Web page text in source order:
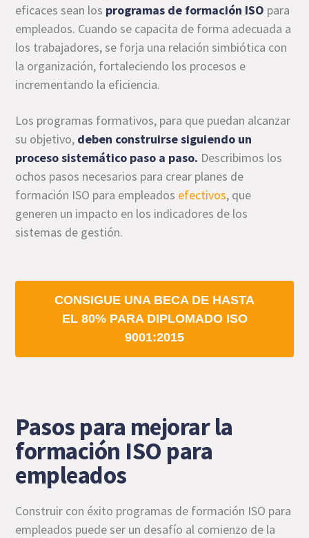
eficaces sean los programas de formación ISO para
empleados. Cuando se capacita de forma adecuada a
los trabajadores, se forja una relación simbiótica con
la organización, fortaleciendo los procesos e
incrementando la eficiencia.
Los programas formativos, para que puedan alcanzar
su objetivo, deben construirse siguiendo un
proceso sistemático paso a paso. Describimos los
ochos pasos necesarios para crear planes de
formación ISO para empleados efectivos, que
generen un impacto en los indicadores de los
sistemas de gestión.
CONSIGUE UNA BECA DE HASTA
EL 80% PARA DIPLOMADO ISO
9001:2015
Pasos para mejorar la
formación ISO para
empleados
Construir con éxito programas de formación ISO para
empleados puede ser un desafío al comienzo de la